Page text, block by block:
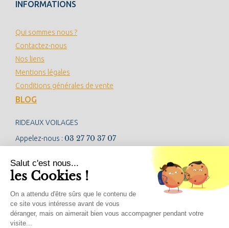
INFORMATIONS
Qui sommes nous ?
Contactez-nous
Nos liens
Mentions légales
Conditions générales de vente
BLOG
RIDEAUX VOILAGES
Appelez-nous : 03 27 70 37 07
NEWSLETTER
RÉSEAUX SOCIAUX
Salut c'est nous...
les Cookies !
On a attendu d'être sûrs que le contenu de
ce site vous intéresse avant de vous
déranger, mais on aimerait bien vous accompagner pendant votre
visite...